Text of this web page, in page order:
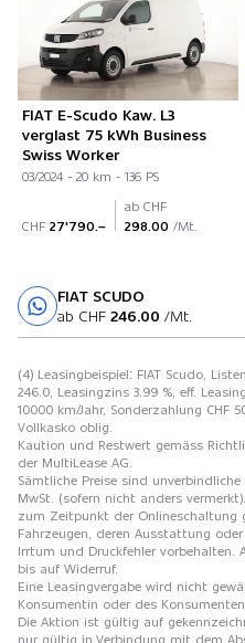
FIAT E-Scudo Kaw. L3
verglast 75 kWh Business
Swiss Worker
03/2024 - 20 km - 136 PS
CHF 27'790.–
ab CHF
298.00 /Mt.
FIAT SCUDO
ab CHF 246.00 /Mt.
(4) Leasingbeispiel: FIAT Scudo,
246.0, Leasingzins 3.99 %, eff.
10000 km/Jahr, Sonderzahlung CHF
Vollkasko oblig.
Kaution und Restwert gemäss
der MultiLease AG.
Sämtliche Preise sind
MwSt. (sofern nicht anders
zum Zeitpunkt der Onlineschaltung
Fahrzeugen, deren Ausstattung
Irrtum und Druckfehler vorbehalten.
bis auf Widerruf.
Eine Leasingvergabe wird nicht
Konsumentin oder des
Die Aktion ist gültig auf
nur gültig in Verbindung mit dem